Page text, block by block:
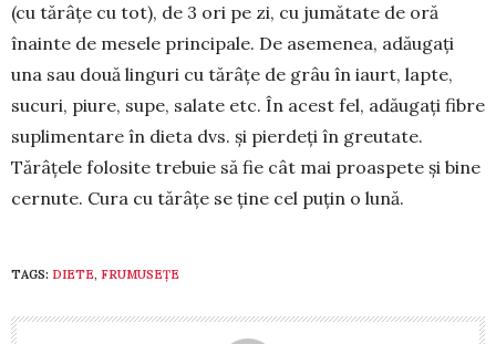
(cu tărâțe cu tot), de 3 ori pe zi, cu jumătate de oră
înainte de mesele principale. De asemenea, adăugați
una sau două linguri cu tărâțe de grâu în iaurt, lapte,
sucuri, piure, supe, salate etc. În acest fel, adăugați fibre
suplimentare în dieta dvs. și pierdeți în greutate.
Tărâțele folosite trebuie să fie cât mai proaspete și bine
cernute. Cura cu tă­râțe se ține cel puțin o lună.
TAGS: DIETE, FRUMUSEȚE